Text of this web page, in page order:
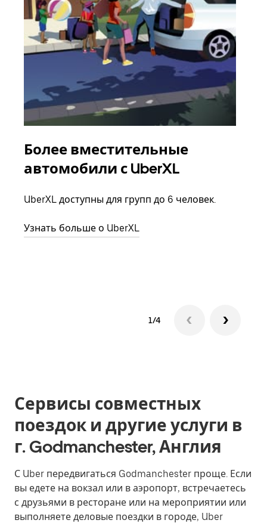
Более вместительные
автомобили с UberXL
UberXL доступны для групп до 6 человек.
Узнать больше о UberXL
1/4
Сервисы совместных
поездок и другие услуги в
г. Godmanchester, Англия
С Uber передвигаться Godmanchester проще. Если
вы едете на вокзал или в аэропорт, встречаетесь
с друзьями в ресторане или на мероприятии или
выполняете деловые поездки в городе, Uber